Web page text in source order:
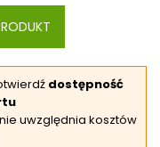
dostępność
uwzględnia kosztów